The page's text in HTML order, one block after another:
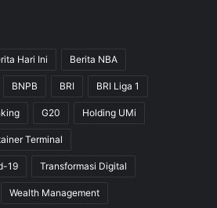
Hari Ini Berita NBA
BNPB BRI BRI Liga 1
G20 Holding UMi
Terminal
19 Transformasi Digital
Wealth Management